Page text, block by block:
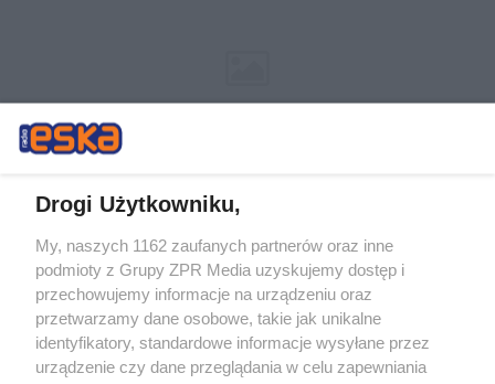
Żaden utwór zamieszczony w serwisie nie może być powielany i
rozpowszechniany lub dalej rozpowszechniany w jakikolwiek sposób (w
tym także elektroniczny lub mechaniczny) na jakimkolwiek polu
eksploatacji w jakiejkolwiek formie, włącznie z umieszczaniem w
Internecie bez pisemnej zgody właściciela praw. Jakiekolwiek użycie lub
wykorzystanie utworów w całości lub w części z naruszeniem prawa,
tzn. bez właściwej zgody, jest zabronione pod groźbą kary i może być
ścigane prawnie.
Drogi Użytkowniku,
My, naszych 1162 zaufanych partnerów oraz inne
podmioty z Grupy ZPR Media uzyskujemy dostęp i
przechowujemy informacje na urządzeniu oraz
przetwarzamy dane osobowe, takie jak unikalne
identyfikatory, standardowe informacje wysyłane przez
urządzenie czy dane przeglądania w celu zapewniania